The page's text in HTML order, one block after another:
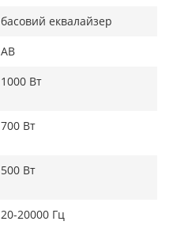
басовий еквалайзер
AB
1000 Вт
700 Вт
500 Вт
20-20000 Гц